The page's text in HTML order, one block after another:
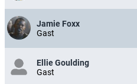
Jamie Foxx
Gast
Ellie Goulding
Gast